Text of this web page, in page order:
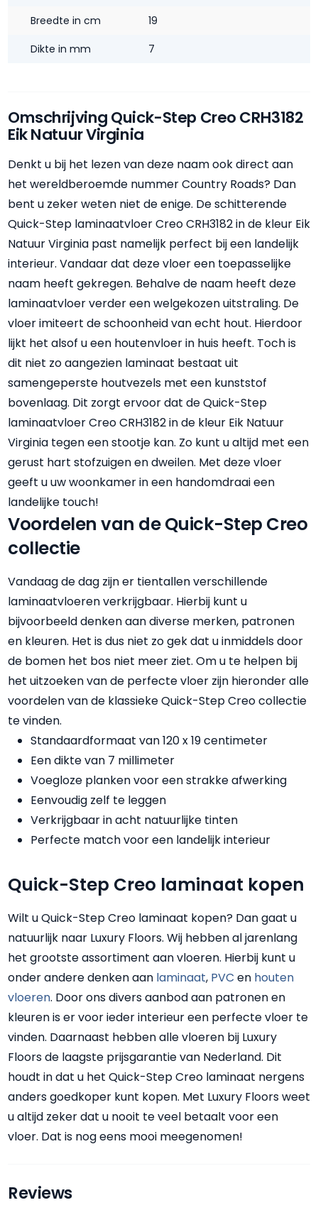
Breedte in cm
19
Dikte in mm
7
Omschrijving Quick-Step Creo CRH3182
Eik Natuur Virginia
Denkt u bij het lezen van deze naam ook direct aan
het wereldberoemde nummer Country Roads? Dan
bent u zeker weten niet de enige. De schitterende
Quick-Step laminaatvloer Creo CRH3182 in de kleur Eik
Natuur Virginia past namelijk perfect bij een landelijk
interieur. Vandaar dat deze vloer een toepasselijke
naam heeft gekregen. Behalve de naam heeft deze
laminaatvloer verder een welgekozen uitstraling. De
vloer imiteert de schoonheid van echt hout. Hierdoor
lijkt het alsof u een houtenvloer in huis heeft. Toch is
dit niet zo aangezien laminaat bestaat uit
samengeperste houtvezels met een kunststof
bovenlaag. Dit zorgt ervoor dat de Quick-Step
laminaatvloer Creo CRH3182 in de kleur Eik Natuur
Virginia tegen een stootje kan. Zo kunt u altijd met een
gerust hart stofzuigen en dweilen. Met deze vloer
geeft u uw woonkamer in een handomdraai een
landelijke touch!
Voordelen van de Quick-Step Creo
collectie
Vandaag de dag zijn er tientallen verschillende
laminaatvloeren verkrijgbaar. Hierbij kunt u
bijvoorbeeld denken aan diverse merken, patronen
en kleuren. Het is dus niet zo gek dat u inmiddels door
de bomen het bos niet meer ziet. Om u te helpen bij
het uitzoeken van de perfecte vloer zijn hieronder alle
voordelen van de klassieke Quick-Step Creo collectie
te vinden.
Standaardformaat van 120 x 19 centimeter
Een dikte van 7 millimeter
Voegloze planken voor een strakke afwerking
Eenvoudig zelf te leggen
Verkrijgbaar in acht natuurlijke tinten
Perfecte match voor een landelijk interieur
Quick-Step Creo laminaat kopen
Wilt u Quick-Step Creo laminaat kopen? Dan gaat u
natuurlijk naar Luxury Floors. Wij hebben al jarenlang
het grootste assortiment aan vloeren. Hierbij kunt u
onder andere denken aan laminaat, PVC en houten
vloeren. Door ons divers aanbod aan patronen en
kleuren is er voor ieder interieur een perfecte vloer te
vinden. Daarnaast hebben alle vloeren bij Luxury
Floors de laagste prijsgarantie van Nederland. Dit
houdt in dat u het Quick-Step Creo laminaat nergens
anders goedkoper kunt kopen. Met Luxury Floors weet
u altijd zeker dat u nooit te veel betaalt voor een
vloer. Dat is nog eens mooi meegenomen!
Reviews